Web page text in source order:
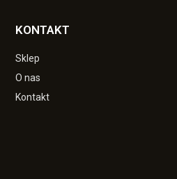
KONTAKT
Sklep
O nas
Kontakt